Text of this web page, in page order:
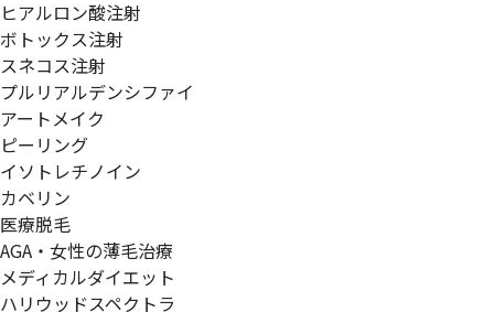
ヒアルロン酸注射
ボトックス注射
スネコス注射
プルリアルデンシファイ
アートメイク
ピーリング
イソトレチノイン
カベリン
医療脱毛
AGA・女性の薄毛治療
メディカルダイエット
ハリウッドスペクトラ